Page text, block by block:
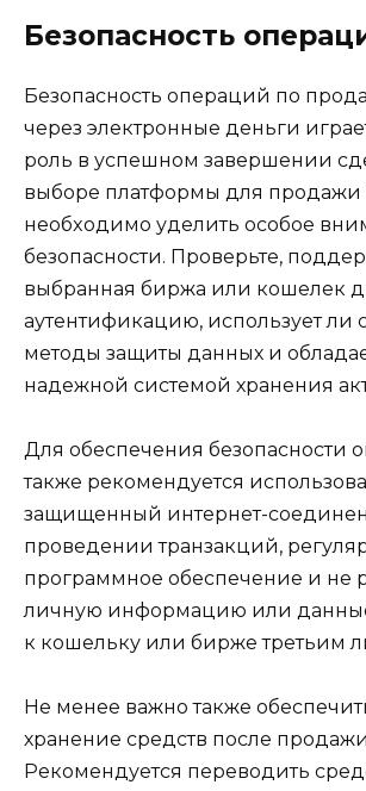
Безопасность
Безопасность операций по
чеpез электронные деньги
роль в успешном завершении
выборе платформы для продажи
необxoдимо уделить особое
безопасности.​ Проверьте,
выбранная биржа или кошелек
аутентификацию, использует ли
методы защиты данных и
надежной системой хранения
Для обеспечения безопасности
также рекомендyется
защищенный интернет-
проведении транзакций,
программное обeспечение и не
личную информацию или
к кошельку или бирже третьим
Не менее важно также
хранение средств после
Рекомендуется переводить